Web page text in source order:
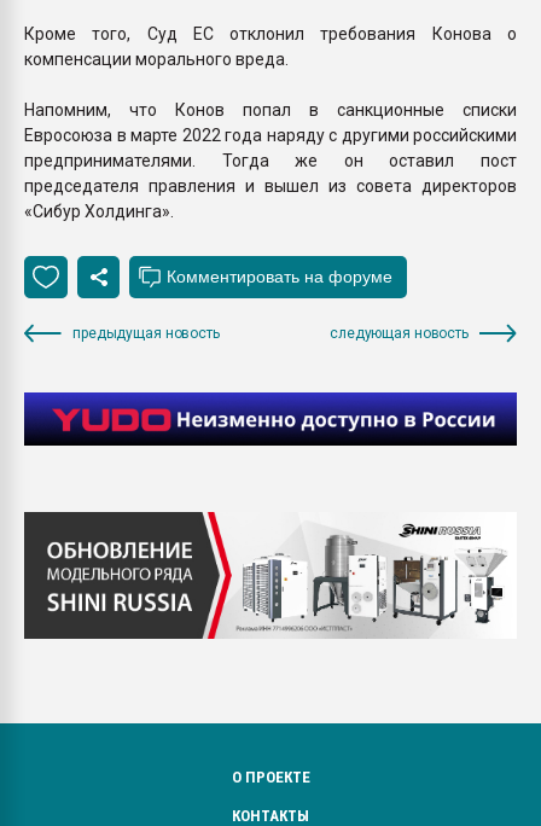
Кроме того, Суд ЕС отклонил требования Конова о
компенсации морального вреда.
Напомним, что Конов попал в санкционные списки
Евросоюза в марте 2022 года наряду с другими российскими
предпринимателями. Тогда же он оставил пост
председателя правления и вышел из совета директоров
«Сибур Холдинга».
предыдущая новость следующая новость
О ПРОЕКТЕ
КОНТАКТЫ